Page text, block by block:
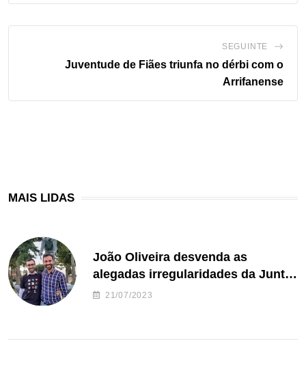
SEGUINTE
Juventude de Fiães triunfa no dérbi com o
Arrifanense
MAIS LIDAS
João Oliveira desvenda as
alegadas irregularidades da Junta
de Freguesia S. João de Ver
21/07/2023